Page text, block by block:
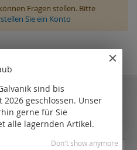
Fragen stellen. Bitte
Sie ein Konto
NEWSLETTER
new from the very first hand.
sind bis
geschlossen. Unser
gerne für Sie
alle lagernden Artikel.
Don't show anymore